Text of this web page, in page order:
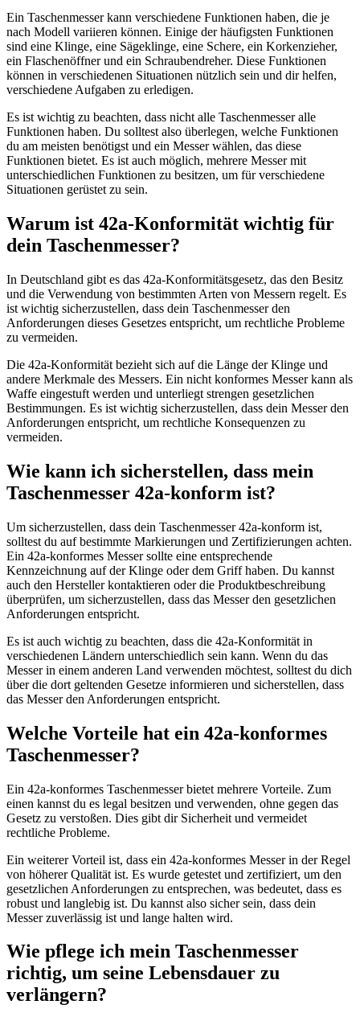
Ein Taschenmesser kann verschiedene Funktionen haben, die je
nach Modell variieren können. Einige der häufigsten Funktionen
sind eine Klinge, eine Sägeklinge, eine Schere, ein Korkenzieher,
ein Flaschenöffner und ein Schraubendreher. Diese Funktionen
können in verschiedenen Situationen nützlich sein und dir helfen,
verschiedene Aufgaben zu erledigen.
Es ist wichtig zu beachten, dass nicht alle Taschenmesser alle
Funktionen haben. Du solltest also überlegen, welche Funktionen
du am meisten benötigst und ein Messer wählen, das diese
Funktionen bietet. Es ist auch möglich, mehrere Messer mit
unterschiedlichen Funktionen zu besitzen, um für verschiedene
Situationen gerüstet zu sein.
Warum ist 42a-Konformität wichtig für
dein Taschenmesser?
In Deutschland gibt es das 42a-Konformitätsgesetz, das den Besitz
und die Verwendung von bestimmten Arten von Messern regelt. Es
ist wichtig sicherzustellen, dass dein Taschenmesser den
Anforderungen dieses Gesetzes entspricht, um rechtliche Probleme
zu vermeiden.
Die 42a-Konformität bezieht sich auf die Länge der Klinge und
andere Merkmale des Messers. Ein nicht konformes Messer kann als
Waffe eingestuft werden und unterliegt strengen gesetzlichen
Bestimmungen. Es ist wichtig sicherzustellen, dass dein Messer den
Anforderungen entspricht, um rechtliche Konsequenzen zu
vermeiden.
Wie kann ich sicherstellen, dass mein
Taschenmesser 42a-konform ist?
Um sicherzustellen, dass dein Taschenmesser 42a-konform ist,
solltest du auf bestimmte Markierungen und Zertifizierungen achten.
Ein 42a-konformes Messer sollte eine entsprechende
Kennzeichnung auf der Klinge oder dem Griff haben. Du kannst
auch den Hersteller kontaktieren oder die Produktbeschreibung
überprüfen, um sicherzustellen, dass das Messer den gesetzlichen
Anforderungen entspricht.
Es ist auch wichtig zu beachten, dass die 42a-Konformität in
verschiedenen Ländern unterschiedlich sein kann. Wenn du das
Messer in einem anderen Land verwenden möchtest, solltest du dich
über die dort geltenden Gesetze informieren und sicherstellen, dass
das Messer den Anforderungen entspricht.
Welche Vorteile hat ein 42a-konformes
Taschenmesser?
Ein 42a-konformes Taschenmesser bietet mehrere Vorteile. Zum
einen kannst du es legal besitzen und verwenden, ohne gegen das
Gesetz zu verstoßen. Dies gibt dir Sicherheit und vermeidet
rechtliche Probleme.
Ein weiterer Vorteil ist, dass ein 42a-konformes Messer in der Regel
von höherer Qualität ist. Es wurde getestet und zertifiziert, um den
gesetzlichen Anforderungen zu entsprechen, was bedeutet, dass es
robust und langlebig ist. Du kannst also sicher sein, dass dein
Messer zuverlässig ist und lange halten wird.
Wie pflege ich mein Taschenmesser
richtig, um seine Lebensdauer zu
verlängern?